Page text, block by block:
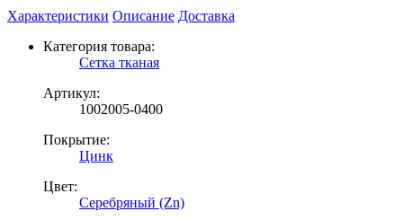
Характеристики Описание Доставка
Категория товара:
Сетка тканая
Артикул:
1002005-0400
Покрытие:
Цинк
Цвет:
Серебряный (Zn)